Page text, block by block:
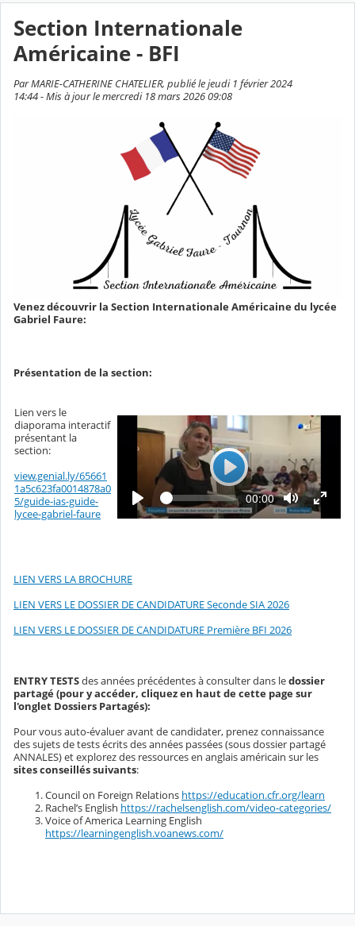
Section Internationale
Américaine - BFI
Par MARIE-CATHERINE CHATELIER, publié le jeudi 1 février 2024
14:44 - Mis à jour le mercredi 18 mars 2026 09:08
Venez découvrir la Section Internationale Américaine du lycée
Gabriel Faure:
Présentation de la section:
Lien vers le
diaporama interactif
présentant la
section:
view.genial.ly/65661
1a5c623fa0014878a0
5/guide-ias-guide-
lycee-gabriel-faure
L
e
c
L
e
c
T
e
m
é
00:00
LIEN VERS LA BROCHURE
LIEN VERS LE DOSSIER DE CANDIDATURE Seconde SIA 2026
LIEN VERS LE DOSSIER DE CANDIDATURE Première BFI 2026
ENTRY TESTSdes années précédentes à consulter dans ledossier
partagé (pour y accéder, cliquez en haut de cette page sur
l'onglet Dossiers Partagés):
Pour vous auto-évaluer avant de candidater, prenez connaissance
des sujets de tests écrits des années passées (sous dossier partagé
ANNALES) et explorez des ressources en anglais américain sur les
sites conseillés suivants:
Council on Foreign Relations https://education.cfr.org/learn
Rachel’s English https://rachelsenglish.com/video-categories/
Voice of America Learning English
https://learningenglish.voanews.com/